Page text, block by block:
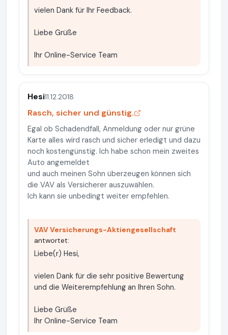
vielen Dank für Ihr Feedback.
Liebe Grüße
Ihr Online-Service Team
Hesi11.12.2018
Rasch, sicher und günstig.
Egal ob Schadendfall, Anmeldung oder nur grüne
Karte alles wird rasch und sicher erledigt und dazu
noch kostengünstig. Ich habe schon mein zweites
Auto angemeldet
und auch meinen Sohn überzeugen können sich
die VAV als Versicherer auszuwählen.
Ich kann sie unbedingt weiter empfehlen.
VAV Versicherungs-Aktiengesellschaft
antwortet:
Liebe(r) Hesi,
vielen Dank für die sehr positive Bewertung
und die Weiterempfehlung an Ihren Sohn.
Liebe Grüße
Ihr Online-Service Team